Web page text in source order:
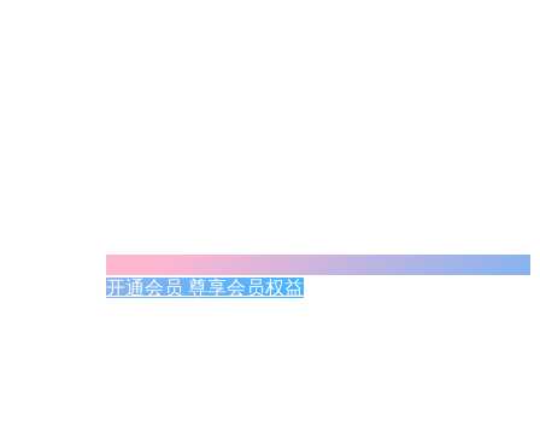
开通会员 尊享会员权益